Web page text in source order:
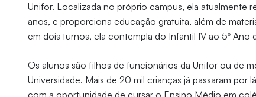
Unifor. Localizada no próprio campus, ela atualmente
anos, e proporciona educação gratuita, além de
em dois turnos, ela contempla do Infantil IV ao 5º Ano
Os alunos são filhos de funcionários da Unifor ou de
Universidade. Mais de 20 mil crianças já passaram por